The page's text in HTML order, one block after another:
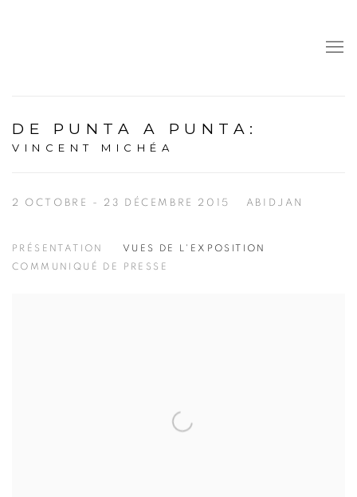
DE PUNTA A PUNTA :
VINCENT MICHÉA
2 OCTOBRE - 23 DÉCEMBRE 2015 ABIDJAN
PRÉSENTATION
VUES DE L'EXPOSITION
COMMUNIQUÉ DE PRESSE